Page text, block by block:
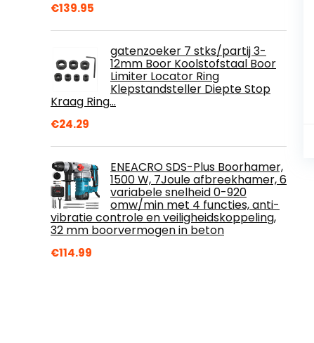
€139.95
gatenzoeker 7 stks/partij 3-
12mm Boor Koolstofstaal Boor
Limiter Locator Ring
Klepstandsteller Diepte Stop
Kraag Ring…
€24.29
ENEACRO SDS-Plus Boorhamer,
1500 W, 7Joule afbreekhamer, 6
variabele snelheid 0-920
omw/min met 4 functies, anti-
vibratie controle en veiligheidskoppeling,
32 mm boorvermogen in beton
€114.99